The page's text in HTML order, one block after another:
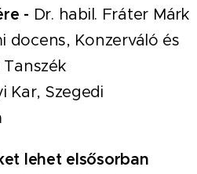
- Dr. habil. Fráter Márk
docens, Konzerváló és
Kar, Szegedi
lehet elsősorban